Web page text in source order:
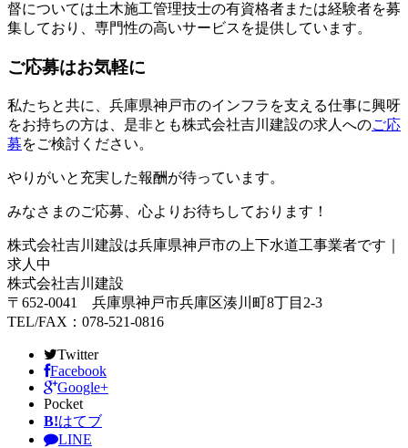
督については土木施工管理技士の有資格者または経験者を募
集しており、専門性の高いサービスを提供しています。
ご応募はお気軽に
私たちと共に、兵庫県神戸市のインフラを支える仕事に興呀
をお持ちの方は、是非とも株式会社吉川建設の求人へのご応
募をご検討ください。
やりがいと充実した報酬が待っています。
みなさまのご応募、心よりお待ちしております！
株式会社吉川建設は兵庫県神戸市の上下水道工事業者です｜
求人中
株式会社吉川建設
〒652-0041 兵庫県神戸市兵庫区湊川町8丁目2-3
TEL/FAX：078-521-0816
Twitter
Facebook
Google+
Pocket
B!はてブ
LINE